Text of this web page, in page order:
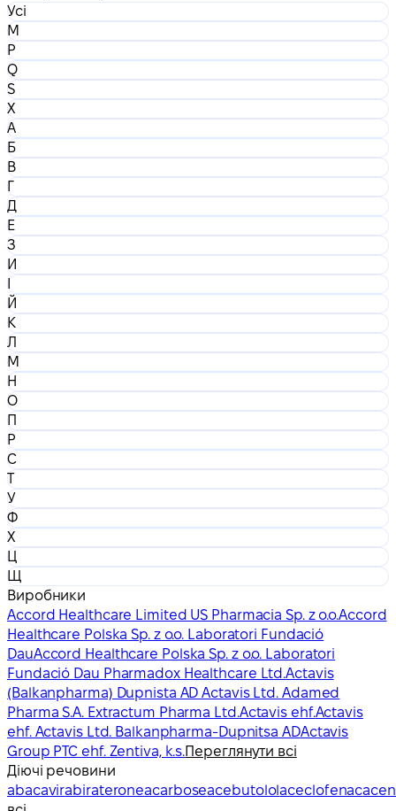
Усі
M
P
Q
S
X
А
Б
В
Г
Д
Е
З
И
І
Й
К
Л
М
Н
О
П
Р
С
Т
У
Ф
Х
Ц
Щ
Виробники
Accord Healthcare Limited US Pharmacia Sp. z o.o.Accord
Healthcare Polska Sp. z o.o. Laboratori Fundació
DauAccord Healthcare Polska Sp. z o.o. Laboratori
Fundació Dau Pharmadox Healthcare Ltd.Actavis
(Balkanpharma) Dupnista AD Actavis Ltd. Adamed
Pharma S.A. Extractum Pharma Ltd.Actavis ehf.Actavis
ehf. Actavis Ltd. Balkanpharma-Dupnitsa ADActavis
Group PTC ehf. Zentiva, k.s.Переглянути всі
Діючі речовини
abacavirabirateroneacarboseacebutololaceclofenac